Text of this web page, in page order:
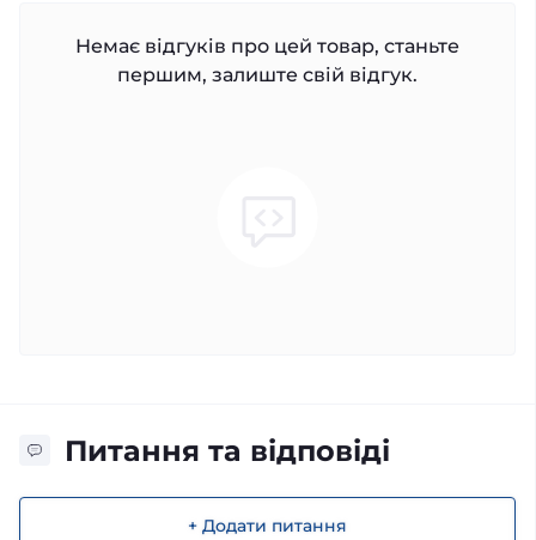
Немає відгуків про цей товар, станьте
першим, залиште свій відгук.
Питання та відповіді
+ Додати питання